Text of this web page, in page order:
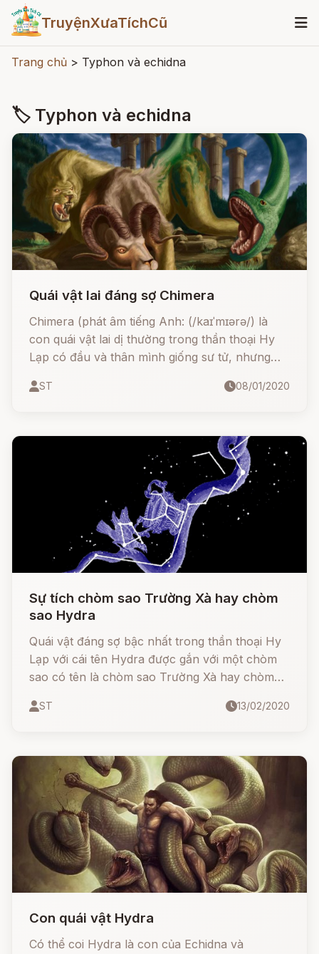
TruyệnXưaTíchCũ
Trang chủ > Typhon và echidna
🏷 Typhon và echidna
Quái vật lai đáng sợ Chimera
Chimera (phát âm tiếng Anh: (/kaɪˈmɪərə/) là
con quái vật lai dị thường trong thần thoại Hy
Lạp có đầu và thân mình giống sư tử, nhưng
chân rồng và đuôi hình con rắn có đầu ở chóp,
ST 08/01/2020
Sự tích chòm sao Trường Xà hay chòm
sao Hydra
Quái vật đáng sợ bậc nhất trong thần thoại Hy
Lạp với cái tên Hydra được gắn với một chòm
sao có tên là chòm sao Trường Xà hay chòm
Trường Xà chỉ có duy nhất 1 đầu thôi nên mình
ST 13/02/2020
Con quái vật Hydra
Có thể coi Hydra là con của Echidna và